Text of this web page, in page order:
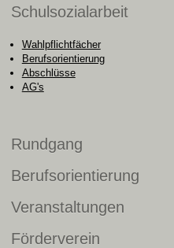
Schulsozialarbeit
Wahlpflichtfächer
Berufsorientierung
Abschlüsse
AG's
Rundgang
Berufsorientierung
Veranstaltungen
Förderverein